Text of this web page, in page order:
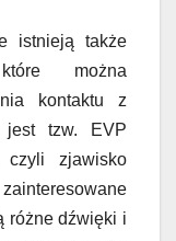
istnieją także
można
kontaktu z
jest tzw. EVP
czyli zjawisko
różne dźwięki i